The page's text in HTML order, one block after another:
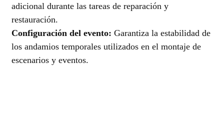
adicional durante las tareas de reparación y
restauración.
Configuración del evento: Garantiza la estabilidad de
los andamios temporales utilizados en el montaje de
escenarios y eventos.